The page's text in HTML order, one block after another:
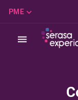
PME